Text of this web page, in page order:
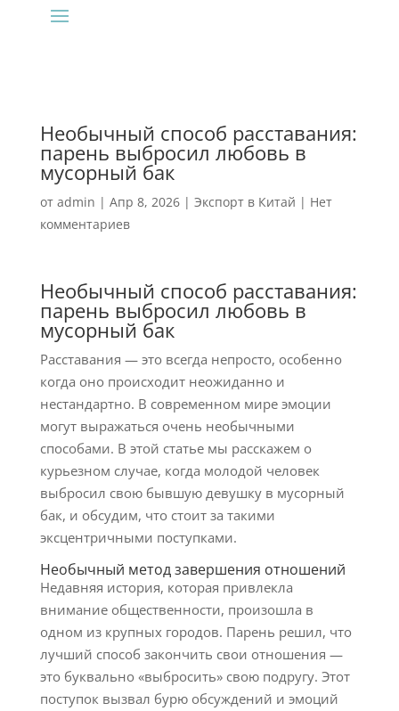
Необычный способ расставания:
парень выбросил любовь в
мусорный бак
от admin | Апр 8, 2026| Экспорт в Китай | Нет
комментариев
Необычный способ расставания:
парень выбросил любовь в
мусорный бак
Расставания — это всегда непросто, особенно
когда оно происходит неожиданно и
нестандартно. В современном мире эмоции
могут выражаться очень необычными
способами. В этой статье мы расскажем о
курьезном случае, когда молодой человек
выбросил свою бывшую девушку в мусорный
бак, и обсудим, что стоит за такими
эксцентричными поступками.
Необычный метод завершения отношений
Недавняя история, которая привлекла
внимание общественности, произошла в
одном из крупных городов. Парень решил, что
лучший способ закончить свои отношения —
это буквально «выбросить» свою подругу. Этот
поступок вызвал бурю обсуждений и эмоций